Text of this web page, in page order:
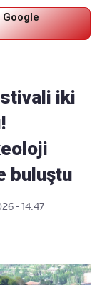
Google
iki
buluştu
- 14:47